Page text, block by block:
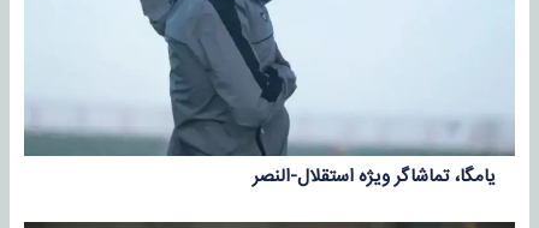
یامگا، تماشاگر ویژه استقلال-النصر